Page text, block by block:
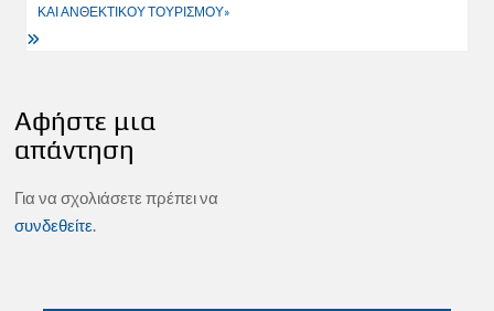
ΚΑΙ ΑΝΘΕΚΤΙΚΟΥ ΤΟΥΡΙΣΜΟΥ»
Αφήστε μια
απάντηση
Για να σχολιάσετε πρέπει να
συνδεθείτε.